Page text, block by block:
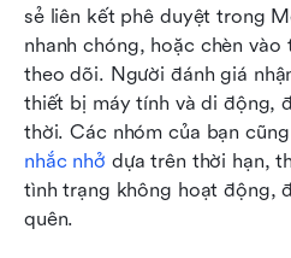
sẻ liên kết phê duyệt trong
nhanh chóng, hoặc chèn
theo dõi. Người đánh giá
thiết bị máy tính và di động,
thời. Các nhóm của bạn
nhắc nhở dựa trên thời hạn,
tình trạng không hoạt động,
quên.